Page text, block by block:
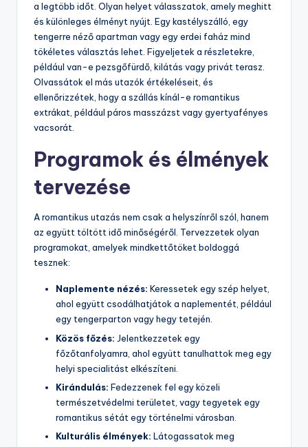
a legtöbb időt. Olyan helyet válasszatok, amely meghitt
és különleges élményt nyújt. Egy kastélyszálló, egy
tengerre néző apartman vagy egy erdei faház mind
tökéletes választás lehet. Figyeljetek a részletekre,
például van-e pezsgőfürdő, kilátás vagy privát terasz.
Olvassátok el más utazók értékeléseit, és
ellenőrizzétek, hogy a szállás kínál-e romantikus
extrákat, például páros masszázst vagy gyertyafényes
vacsorát.
Programok és élmények
tervezése
A romantikus utazás nem csak a helyszínről szól, hanem
az együtt töltött idő minőségéről. Tervezzetek olyan
programokat, amelyek mindkettőtöket boldoggá
tesznek:
Naplemente nézés: Keressetek egy szép helyet,
ahol együtt csodálhatjátok a naplementét, például
egy tengerparton vagy hegy tetején.
Közös főzés: Jelentkezzetek egy
főzőtanfolyamra, ahol együtt tanulhattok meg egy
helyi specialitást elkészíteni.
Kirándulás: Fedezzenek fel egy közeli
természetvédelmi területet, vagy tegyetek egy
romantikus sétát egy történelmi városban.
Kulturális élmények: Látogassatok meg